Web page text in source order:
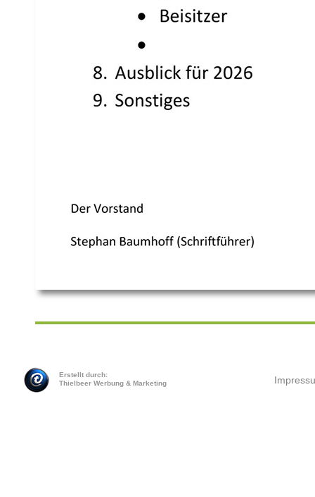
Erstellt durch:
Thielbeer Werbung & Marketing